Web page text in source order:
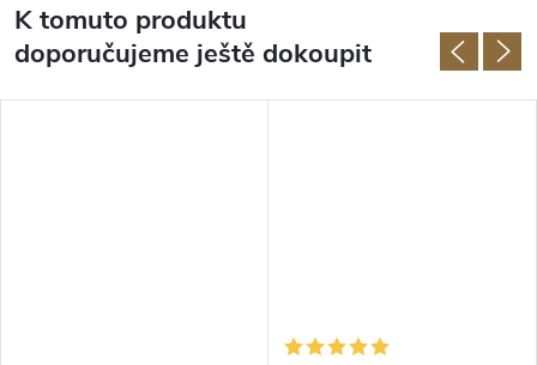
K tomuto produktu
doporučujeme ještě dokoupit